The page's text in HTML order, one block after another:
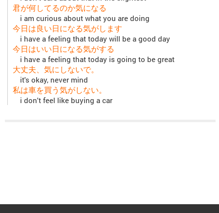
君が何してるのか気になる
i am curious about what you are doing
今日は良い日になる気がします
i have a feeling that today will be a good day
今日はいい日になる気がする
i have a feeling that today is going to be great
大丈夫、気にしないで。
it's okay, never mind
私は車を買う気がしない。
i don't feel like buying a car